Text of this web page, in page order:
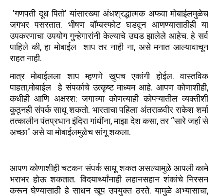
'गणपती दूध पितो' यांसारख्या अंधश्रद्धात्मक अफवा मोबाईलमुळेच
जगभर पसरतात. भीषण बॉम्बस्फोट घडवून आणण्यासाठीही या
उपकरणाचा उपयोग गुन्हेगारांनी केल्याचे उघड झालेले आहेच. हे सर्व
पाहिले की, हा मोबाईल शाप तर नाही ना, असे मनात आल्यावाचून
राहत नाही.
मात्र मोबाईलला शाप म्हणणे खुपच एकांगी होईल. वास्तविक
पाहता,मोबाईल हे संपर्काचे उत्कृष्ट माध्यम आहे. आपण कोणाशीही,
कधीही आणि अक्षरश: जगाच्या कोणत्याही कोपऱ्यातील व्यक्तीशी
कुठूनही संपर्क साधू शकतो. भारताचा पहिला अंतराळवीर राकेश शर्मा
तत्कालीन पंतप्रधान इंदिरा गांधींना, माझा देश कसा, तर “सारे जहाँ से
अच्छा" असे या मोबाईलमुळेच सांगू शकला.
आपण कोणाशीही चटकन संपर्क साधू शकत असल्यामुळे आपली कामे
भराभर होऊ शकतात. विदयार्थ्यांनाही लहानसहान शंकांचे निरसन
करून घेण्यासाठी हे साधन खूप उपयुक्त ठरते. यामुळे अभ्यासाचा,